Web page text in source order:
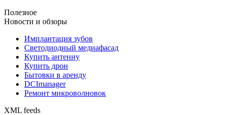
Полезное
Новости и обзоры
Имплантация зубов
Светодиодный медиафасад
Купить антенну
Купить дрон
Бытовки в аренду
DCImanager
Ремонт микроволновок
XML feeds